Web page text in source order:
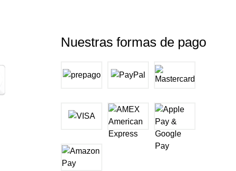
Nuestras formas de pago